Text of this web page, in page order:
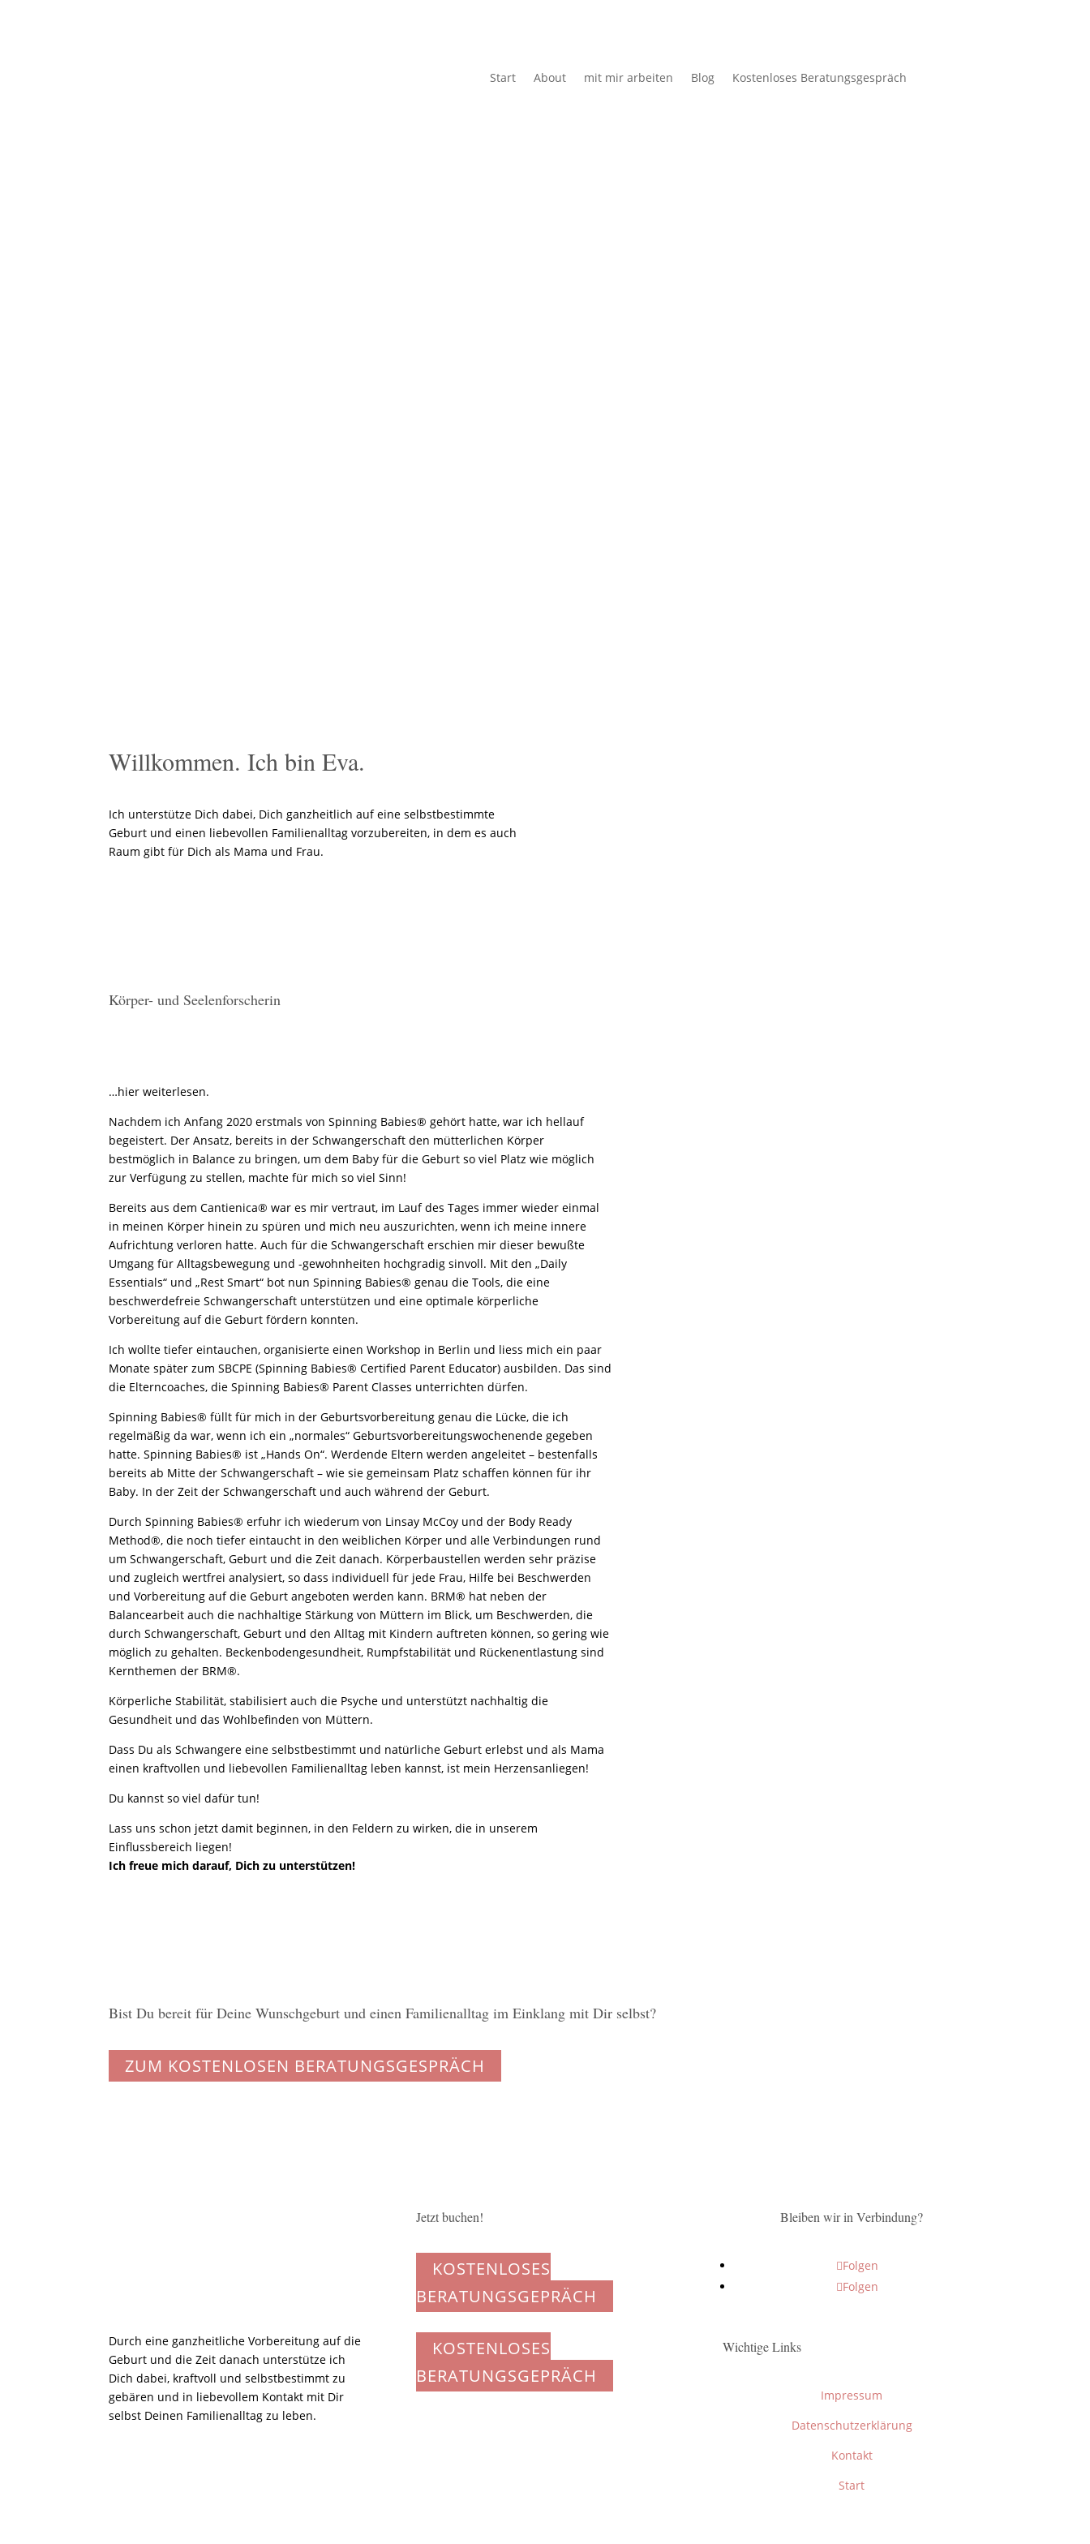
Start About mit mir arbeiten Blog Kostenloses Beratungsgespräch
Willkommen. Ich bin Eva.
Ich unterstütze Dich dabei, Dich ganzheitlich auf eine selbstbestimmte
Geburt und einen liebevollen Familienalltag vorzubereiten, in dem es auch
Raum gibt für Dich als Mama und Frau.
Körper- und Seelenforscherin
…hier weiterlesen.
Nachdem ich Anfang 2020 erstmals von Spinning Babies® gehört hatte, war ich hellauf
begeistert. Der Ansatz, bereits in der Schwangerschaft den mütterlichen Körper
bestmöglich in Balance zu bringen, um dem Baby für die Geburt so viel Platz wie möglich
zur Verfügung zu stellen, machte für mich so viel Sinn!
Bereits aus dem Cantienica® war es mir vertraut, im Lauf des Tages immer wieder einmal
in meinen Körper hinein zu spüren und mich neu auszurichten, wenn ich meine innere
Aufrichtung verloren hatte. Auch für die Schwangerschaft erschien mir dieser bewußte
Umgang für Alltagsbewegung und -gewohnheiten hochgradig sinvoll. Mit den „Daily
Essentials“ und „Rest Smart“ bot nun Spinning Babies® genau die Tools, die eine
beschwerdefreie Schwangerschaft unterstützen und eine optimale körperliche
Vorbereitung auf die Geburt fördern konnten.
Ich wollte tiefer eintauchen, organisierte einen Workshop in Berlin und liess mich ein paar
Monate später zum SBCPE (Spinning Babies® Certified Parent Educator) ausbilden. Das sind
die Elterncoaches, die Spinning Babies® Parent Classes unterrichten dürfen.
Spinning Babies® füllt für mich in der Geburtsvorbereitung genau die Lücke, die ich
regelmäßig da war, wenn ich ein „normales“ Geburtsvorbereitungswochenende gegeben
hatte. Spinning Babies® ist „Hands On“. Werdende Eltern werden angeleitet – bestenfalls
bereits ab Mitte der Schwangerschaft – wie sie gemeinsam Platz schaffen können für ihr
Baby. In der Zeit der Schwangerschaft und auch während der Geburt.
Durch Spinning Babies® erfuhr ich wiederum von Linsay McCoy und der Body Ready
Method®, die noch tiefer eintaucht in den weiblichen Körper und alle Verbindungen rund
um Schwangerschaft, Geburt und die Zeit danach. Körperbaustellen werden sehr präzise
und zugleich wertfrei analysiert, so dass individuell für jede Frau, Hilfe bei Beschwerden
und Vorbereitung auf die Geburt angeboten werden kann. BRM® hat neben der
Balancearbeit auch die nachhaltige Stärkung von Müttern im Blick, um Beschwerden, die
durch Schwangerschaft, Geburt und den Alltag mit Kindern auftreten können, so gering wie
möglich zu gehalten. Beckenbodengesundheit, Rumpfstabilität und Rückenentlastung sind
Kernthemen der BRM®.
Körperliche Stabilität, stabilisiert auch die Psyche und unterstützt nachhaltig die
Gesundheit und das Wohlbefinden von Müttern.
Dass Du als Schwangere eine selbstbestimmt und natürliche Geburt erlebst und als Mama
einen kraftvollen und liebevollen Familienalltag leben kannst, ist mein Herzensanliegen!
Du kannst so viel dafür tun!
Lass uns schon jetzt damit beginnen, in den Feldern zu wirken, die in unserem
Einflussbereich liegen!
Ich freue mich darauf, Dich zu unterstützen!
Bist Du bereit für Deine Wunschgeburt und einen Familienalltag im Einklang mit Dir selbst?
ZUM KOSTENLOSEN BERATUNGSGESPRÄCH
Durch eine ganzheitliche Vorbereitung auf die
Geburt und die Zeit danach unterstütze ich
Dich dabei, kraftvoll und selbstbestimmt zu
gebären und in liebevollem Kontakt mit Dir
selbst Deinen Familienalltag zu leben.
Jetzt buchen!
KOSTENLOSES
BERATUNGSGEPRÄCH
KOSTENLOSES
BERATUNGSGEPRÄCH
Bleiben wir in Verbindung?
Folgen
Folgen
Wichtige Links
Impressum
Datenschutzerklärung
Kontakt
Start